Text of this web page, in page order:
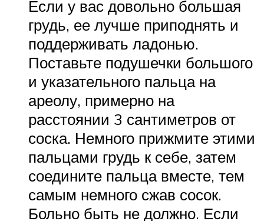
Если у вас довольно большая
грудь, ее лучше приподнять и
поддерживать ладонью.
Поставьте подушечки большого
и указательного пальца на
ареолу, примерно на
расстоянии 3 сантиметров от
соска. Немного прижмите этими
пальцами грудь к себе, затем
соедините пальца вместе, тем
самым немного сжав сосок.
Больно быть не должно. Если